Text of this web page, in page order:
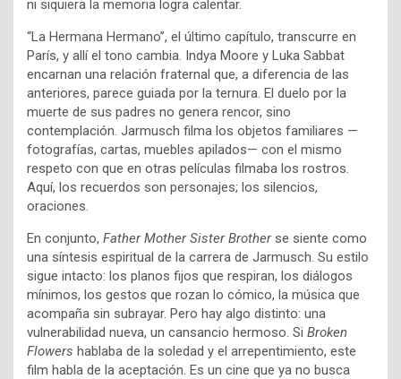
ni siquiera la memoria logra calentar.
“La Hermana Hermano”, el último capítulo, transcurre en
París, y allí el tono cambia. Indya Moore y Luka Sabbat
encarnan una relación fraternal que, a diferencia de las
anteriores, parece guiada por la ternura. El duelo por la
muerte de sus padres no genera rencor, sino
contemplación. Jarmusch filma los objetos familiares —
fotografías, cartas, muebles apilados— con el mismo
respeto con que en otras películas filmaba los rostros.
Aquí, los recuerdos son personajes; los silencios,
oraciones.
En conjunto, Father Mother Sister Brotherse siente como
una síntesis espiritual de la carrera de Jarmusch. Su estilo
sigue intacto: los planos fijos que respiran, los diálogos
mínimos, los gestos que rozan lo cómico, la música que
acompaña sin subrayar. Pero hay algo distinto: una
vulnerabilidad nueva, un cansancio hermoso. Si Broken
Flowers hablaba de la soledad y el arrepentimiento, este
film habla de la aceptación. Es un cine que ya no busca